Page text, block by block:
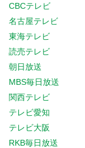
CBCテレビ
名古屋テレビ
東海テレビ
読売テレビ
朝日放送
MBS毎日放送
関西テレビ
テレビ愛知
テレビ大阪
RKB毎日放送